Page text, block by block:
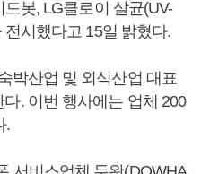
드봇, LG클로이 살균(UV-
시했다고 15일 밝혔다.
박산업 및 외식산업 대표
. 이번 행사에는 업체 200
.